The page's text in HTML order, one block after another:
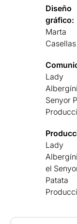
Diseño
gráfico:
Marta
Casellas
Lady
Senyor
Lady
el
Patata